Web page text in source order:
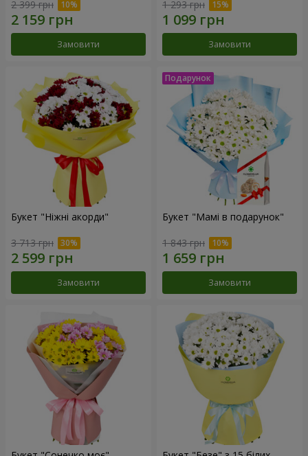
2 399 грн
Замовити
1 293 грн
Замовити
Букет "Ніжні акорди"
3 713 грн
Замовити
Букет "Мамі в подарунок"
1 843 грн
Замовити